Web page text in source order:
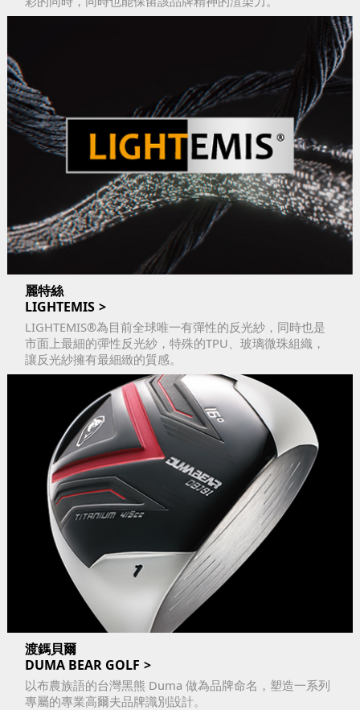
麗特絲
LIGHTEMIS
LIGHTEMIS®為目前全球唯一有彈性的反光紗，同時也是
市面上最細的彈性反光紗，特殊的TPU、玻璃微珠組織，
讓反光紗擁有最細緻的質感。
渡鎷貝爾
DUMA BEAR GOLF
以布農族語的台灣黑熊 Duma 做為品牌命名，塑造一系列
專屬的專業高爾夫品牌識別設計。